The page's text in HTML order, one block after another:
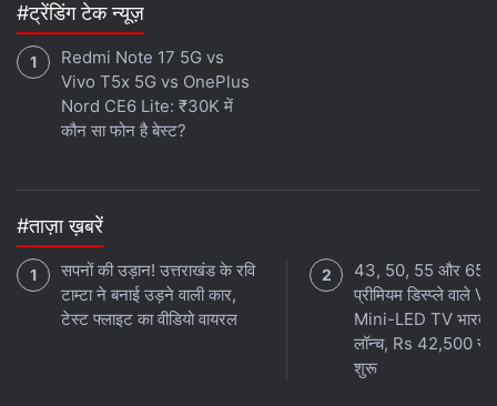
#ट्रेंडिंग टेक न्यूज़
Redmi Note 17 5G vs
Vivo T5x 5G vs OnePlus
Nord CE6 Lite: ₹30K में
कौन सा फोन है बेस्ट?
#ताज़ा ख़बरें
सपनों की उड़ान! उत्तराखंड के रवि
टाम्टा ने बनाई उड़ने वाली कार,
टेस्ट फ्लाइट का वीडियो वायरल
43, 50, 55 और 65
प्रीमियम डिस्प्ले वाले
Mini-LED TV भारत
लॉन्च, Rs 42,500 से
शुरू